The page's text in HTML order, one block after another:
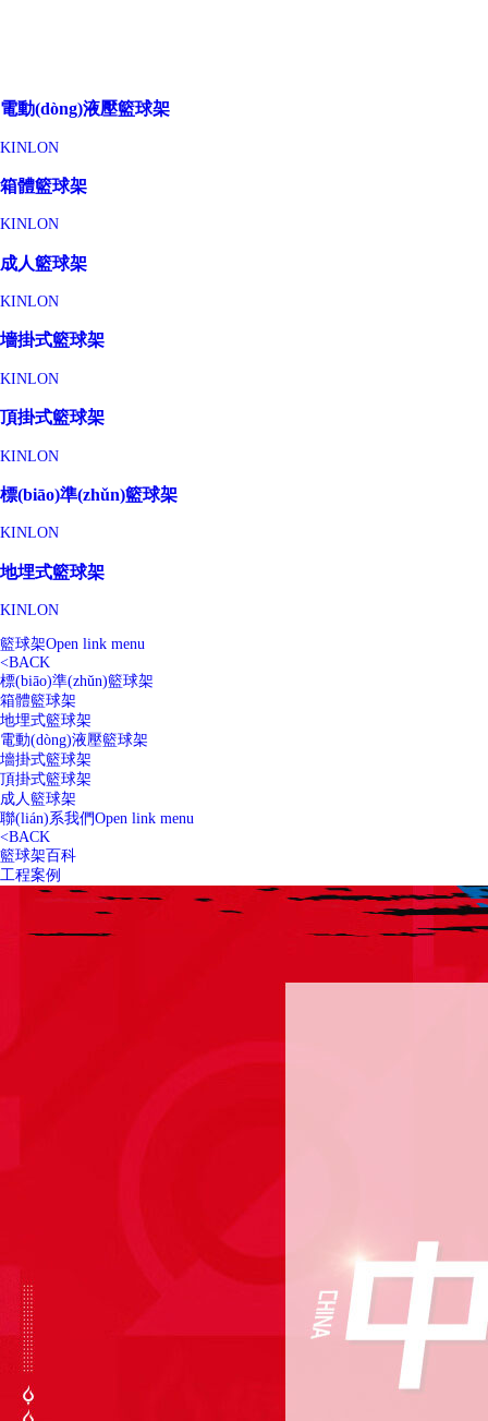
電動(dòng)液壓籃球架
KINLON
箱體籃球架
KINLON
成人籃球架
KINLON
墻掛式籃球架
KINLON
頂掛式籃球架
KINLON
標(biāo)準(zhǔn)籃球架
KINLON
地埋式籃球架
KINLON
籃球架Open link menu
<BACK
標(biāo)準(zhǔn)籃球架
箱體籃球架
地埋式籃球架
電動(dòng)液壓籃球架
墻掛式籃球架
頂掛式籃球架
成人籃球架
聯(lián)系我們Open link menu
<BACK
籃球架百科
工程案例